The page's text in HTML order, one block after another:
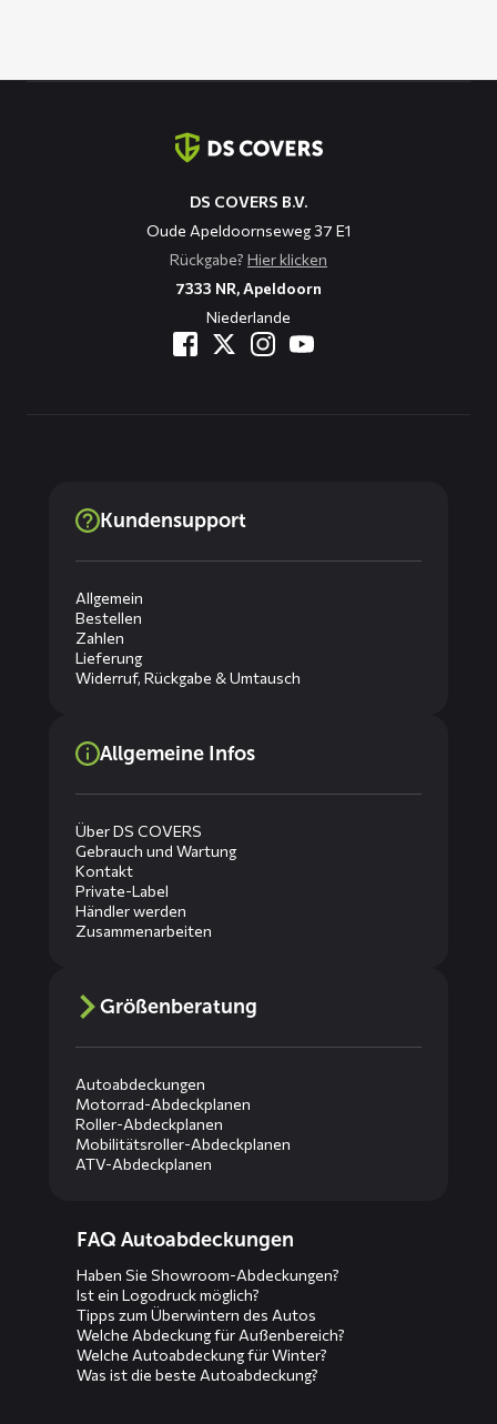
DS COVERS B.V.
Oude Apeldoornseweg 37 E1
Rückgabe? Hier klicken
7333 NR, Apeldoorn
Niederlande
Kundensupport
Allgemein
Bestellen
Zahlen
Lieferung
Widerruf, Rückgabe & Umtausch
Allgemeine Infos
Über DS COVERS
Gebrauch und Wartung
Kontakt
Private-Label
Händler werden
Zusammenarbeiten
Größenberatung
Autoabdeckungen
Motorrad-Abdeckplanen
Roller-Abdeckplanen
Mobilitätsroller-Abdeckplanen
ATV-Abdeckplanen
menusFAQ Autoabdeckungen
Haben Sie Showroom-Abdeckungen?
Ist ein Logodruck möglich?
Tipps zum Überwintern des Autos
Welche Abdeckung für Außenbereich?
Welche Autoabdeckung für Winter?
Was ist die beste Autoabdeckung?